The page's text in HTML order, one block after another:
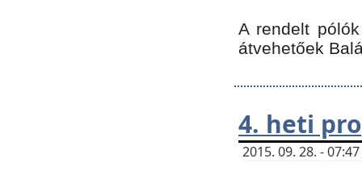
A rendelt
átvehetőek
4. heti
2015. 09. 28. -